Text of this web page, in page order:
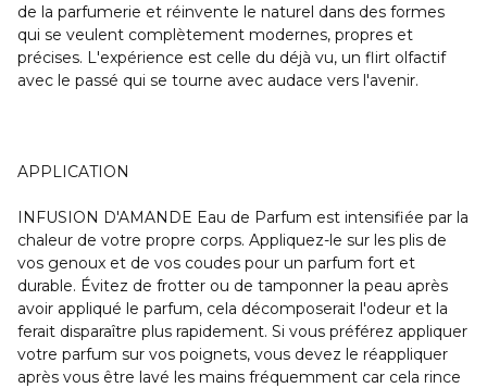
de la parfumerie et réinvente le naturel dans des formes
qui se veulent complètement modernes, propres et
précises. L'expérience est celle du déjà vu, un flirt olfactif
avec le passé qui se tourne avec audace vers l'avenir.
APPLICATION
INFUSION D'AMANDE Eau de Parfum est intensifiée par la
chaleur de votre propre corps. Appliquez-le sur les plis de
vos genoux et de vos coudes pour un parfum fort et
durable. Évitez de frotter ou de tamponner la peau après
avoir appliqué le parfum, cela décomposerait l'odeur et la
ferait disparaître plus rapidement. Si vous préférez appliquer
votre parfum sur vos poignets, vous devez le réappliquer
après vous être lavé les mains fréquemment car cela rince